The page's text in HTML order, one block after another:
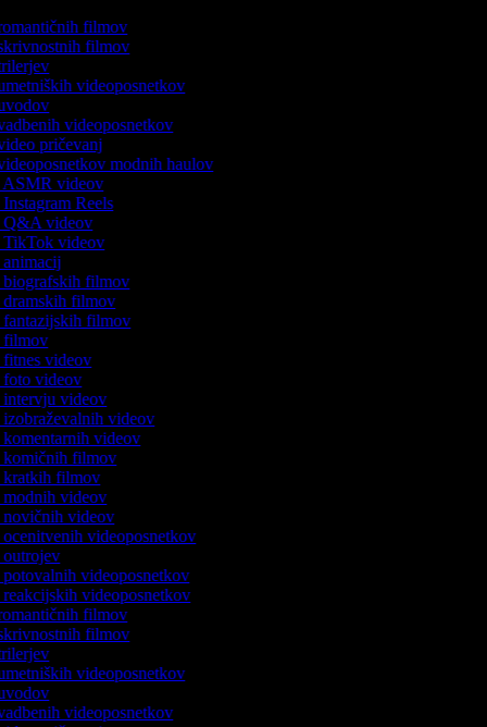
filmov
filmov
videoposnetkov
videoposnetkov
pričevanj
modnih haulov
ASMR videov
Reels
Q&A videov
TikTok videov
animacij
biografskih filmov
dramskih filmov
fantazijskih filmov
filmov
fitnes videov
foto videov
intervju videov
izobraževalnih videov
komentarnih videov
komičnih filmov
kratkih filmov
modnih videov
novičnih videov
ocenitvenih videoposnetkov
outrojev
potovalnih videoposnetkov
reakcijskih videoposnetkov
filmov
filmov
videoposnetkov
videoposnetkov